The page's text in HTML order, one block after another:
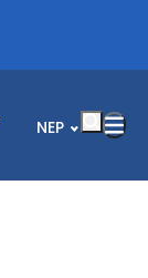
भाषा चयन गर्नुहोस्
NEP